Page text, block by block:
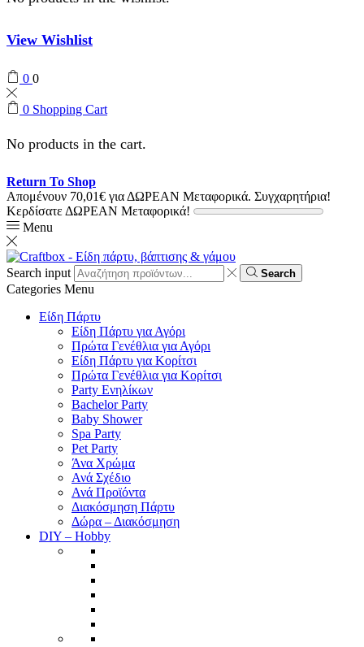
View Wishlist
0 0
0 Shopping Cart
No products in the cart.
Return To Shop
Απομένουν 70,01€ για ΔΩΡΕΑΝ Μεταφορικά. Συγχαρητήρια!
Κερδίσατε ΔΩΡΕΑΝ Μεταφορικά!
Menu
Search input Search
Categories Menu
Είδη Πάρτυ
Είδη Πάρτυ για Αγόρι
Πρώτα Γενέθλια για Αγόρι
Είδη Πάρτυ για Κορίτσι
Πρώτα Γενέθλια για Κορίτσι
Party Ενηλίκων
Bachelor Party
Baby Shower
Spa Party
Pet Party
Άνα Χρώμα
Ανά Σχέδιο
Ανά Προϊόντα
Διακόσμηση Πάρτυ
Δώρα – Διακόσμηση
DIY – Hobby